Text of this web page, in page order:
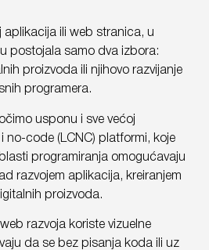
aplikacija ili web stranica, u
postojala samo dva izbora:
proizvoda ili njihovo razvijanje
programera.
usponu i sve većoj
no-code (LCNC) platformi, koje
programiranja omogućavaju
razvojem aplikacija, kreiranjem
proizvoda.
razvoja koriste vizuelne
da se bez pisanja koda ili uz